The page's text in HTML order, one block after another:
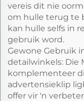
vereis dit nie
om hulle terug te
kan hulle selfs in
gebruik word.
Gewone Gebruik
detailwinkels: Die
komplementeer
advertensieklip
offer vir 'n